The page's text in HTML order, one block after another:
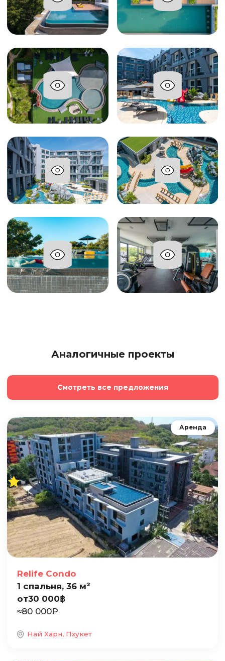
Аналогичные проекты
Смотреть все предложения
Аренда
Relife Condo
1 спальня, 36 м²
от30 000฿
≈80 000₽
Най Харн, Пхукет